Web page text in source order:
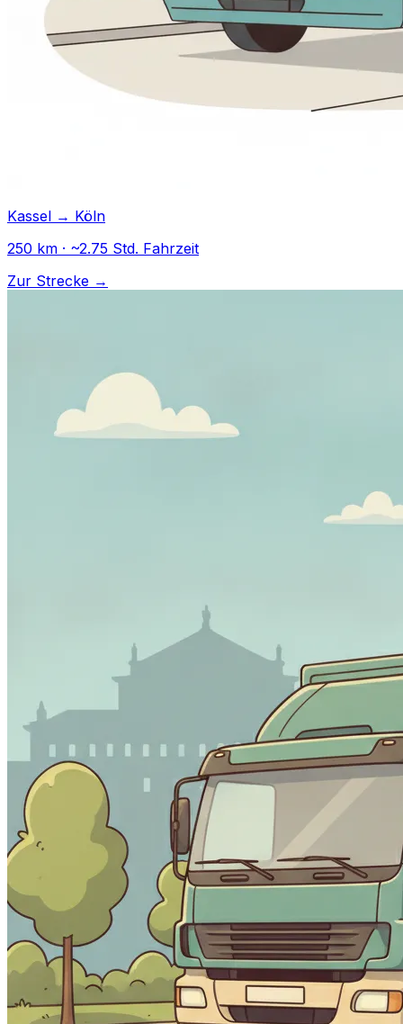
Kassel → Köln
250 km · ~2.75 Std. Fahrzeit
Zur Strecke →